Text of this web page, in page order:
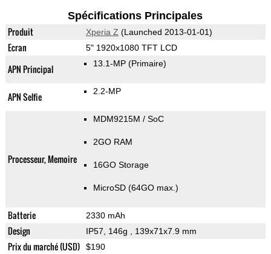
Spécifications Principales
Produit Xperia Z (Launched 2013-01-01)
Ecran 5" 1920x1080 TFT LCD
APN Principal 13.1-MP (Primaire)
APN Selfie 2.2-MP
Processeur, Memoire
MDM9215M / SoC
2GO RAM
16GO Storage
MicroSD (64GO max.)
Batterie 2330 mAh
Design IP57, 146g , 139x71x7.9 mm
Prix du marché (USD) $190